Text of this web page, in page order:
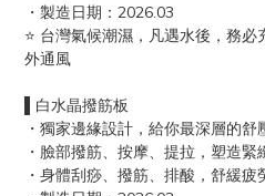
・製造日期：2026.03
⭐ 台灣氣候潮濕，凡遇水後，務
外通風
▌白水晶撥筋板
・獨家邊緣設計，給你最深層的舒
・臉部撥筋、按摩、提拉，塑造緊
・身體刮痧、撥筋、排酸，舒緩疲